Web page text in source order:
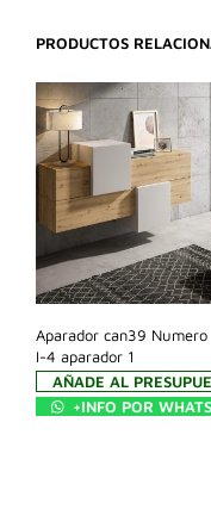
PRODUCTOS
Aparador can39 Numero
I-4 aparador 1
AÑADE AL
+INFO POR